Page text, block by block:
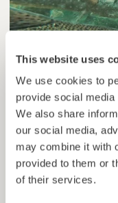
This website uses
We use cookies to
provide social
We also share
our social media,
may combine it with
provided to them or
of their services.
Ace Aquatec V
Tecnologias de
aquacultura
Empréstimo